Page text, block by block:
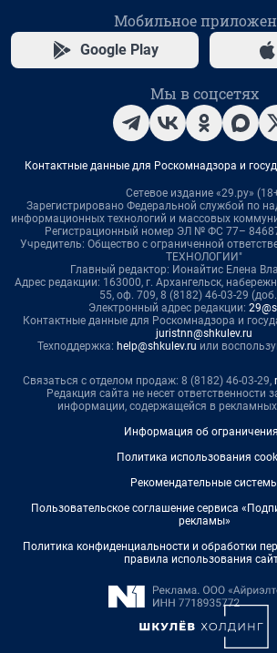
Мобильное
Google Play
Мы в соцсетях
Контактные данные для Роскомнадзора и
Сетевое издание «29.ру»
Зарегистрировано Федеральной службой по
информационных технологий и массовых
Регистрационный номер ЭЛ № ФС 77–
Учредитель: Общество с ограниченной
ТЕХНОЛОГИИ"
Главный редактор: Ионайтис Елена
Адрес редакции: 163000, г. Архангельск,
55, оф. 709, 8 (8182) 46-03-29
Электронный адрес редакции:
Контактные данные для Роскомнадзора и
juristnn@shkulev.ru
Техподдержка: help@shkulev.ru или
Связаться с отделом продаж: 8 (8182) 46-03-29,
Редакция сайта не несет ответственности
информации, содержащейся в
Информация об
Политика использования
Рекомендательные
Пользовательское соглашение сервиса
рекламы»
Политика конфиденциальности и обработки
правила использования